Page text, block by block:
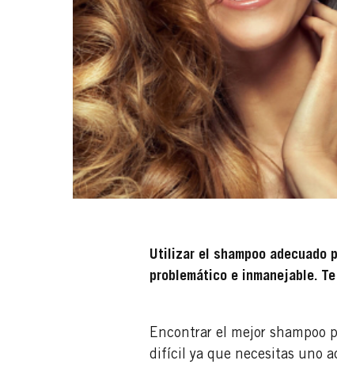
Utilizar el shampoo adecuado
problemático e inmanejable.
Encontrar el mejor shampoo
difícil ya que necesitas uno